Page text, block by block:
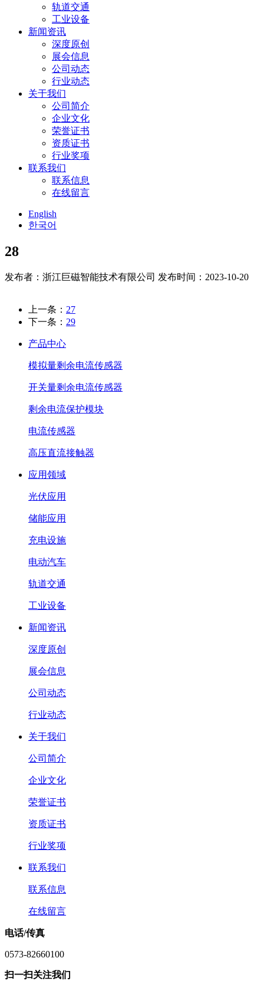
轨道交通
工业设备
新闻资讯
深度原创
展会信息
公司动态
行业动态
关于我们
公司简介
企业文化
荣誉证书
资质证书
行业奖项
联系我们
联系信息
在线留言
English
한국어
28
发布者：浙江巨磁智能技术有限公司 发布时间：2023-10-20
上一条： 27
下一条： 29
产品中心
模拟量剩余电流传感器
开关量剩余电流传感器
剩余电流保护模块
电流传感器
高压直流接触器
应用领域
光伏应用
储能应用
充电设施
电动汽车
轨道交通
工业设备
新闻资讯
深度原创
展会信息
公司动态
行业动态
关于我们
公司简介
企业文化
荣誉证书
资质证书
行业奖项
联系我们
联系信息
在线留言
电话/传真
0573-82660100
扫一扫关注我们